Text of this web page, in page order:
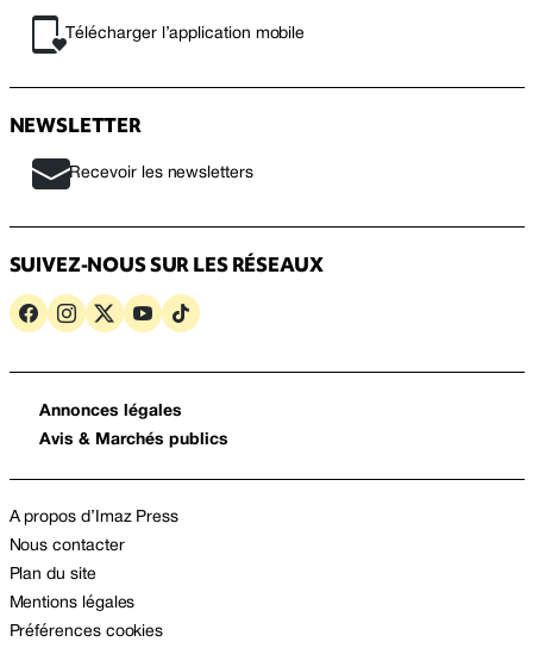
Télécharger l’application mobile
NEWSLETTER
Recevoir les newsletters
SUIVEZ-NOUS SUR LES RÉSEAUX
Annonces légales
Avis & Marchés publics
A propos d’Imaz Press
Nous contacter
Plan du site
Mentions légales
Préférences cookies